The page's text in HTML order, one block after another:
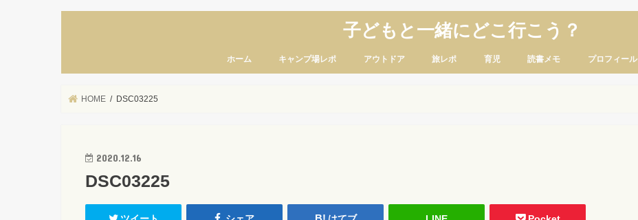
子どもと一緒にどこ行こう？
ホーム キャンプ場レポ アウトドア 旅レポ 育児 読書メモ プロフィール
HOME DSC03225
2020.12.16
DSC03225